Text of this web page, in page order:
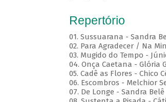
Repertório
01. Sussuarana - Sandra
02. Para Agradecer / Na
03. Mugido do Tempo -
04. Onça Caetana - Glória
05. Cadê as Flores - Chico
06. Escombros - Melchior
07. De Longe - Sandra Belê